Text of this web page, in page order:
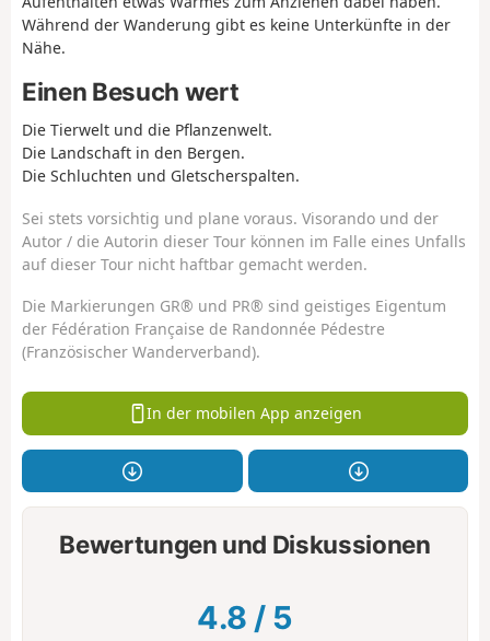
Während der Wanderung gibt es keine Unterkünfte in der
Nähe.
Einen Besuch wert
Die Tierwelt und die Pflanzenwelt.
Die Landschaft in den Bergen.
Die Schluchten und Gletscherspalten.
Sei stets vorsichtig und plane voraus. Visorando und der
Autor / die Autorin dieser Tour können im Falle eines Unfalls
auf dieser Tour nicht haftbar gemacht werden.
Die Markierungen GR® und PR® sind geistiges Eigentum
der Fédération Française de Randonnée Pédestre
(Französischer Wanderverband).
In der mobilen App anzeigen
Bewertungen und Diskussionen
4.8 / 5